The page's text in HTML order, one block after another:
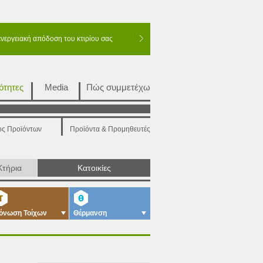
απόδοση του κτιρίου σας
Media Πώς συμμετέχω
Προϊόντων Προϊόντα & Προμηθευτές
Κατοικίες
Τοίχων Θέρμανση